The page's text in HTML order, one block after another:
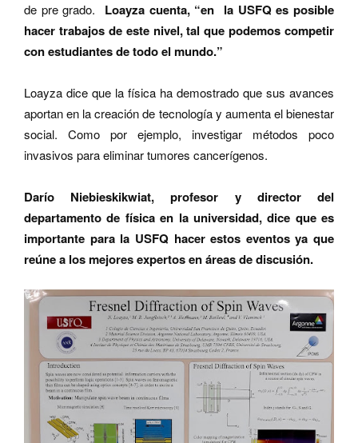
de pre grado. Loayza cuenta, “en la USFQ es posible
hacer trabajos de este nivel, tal que podemos competir
con estudiantes de todo el mundo.”
Loayza dice que la física ha demostrado que sus avances
aportan en la creación de tecnología y aumenta el bienestar
social. Como por ejemplo, investigar métodos poco
invasivos para eliminar tumores cancerígenos.
Darío Niebieskikwiat, profesor y director del
departamento de física en la universidad, dice que es
importante para la USFQ hacer estos eventos ya que
reúne a los mejores expertos en áreas de discusión.